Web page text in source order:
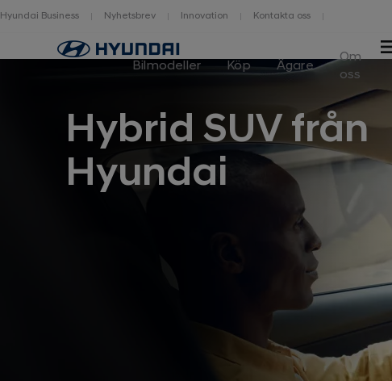
Hyundai Business Nyhetsbrev Innovation Kontakta oss
Bilmodeller Köp Ägare
Om
oss
Hybrid SUV från
Hyundai